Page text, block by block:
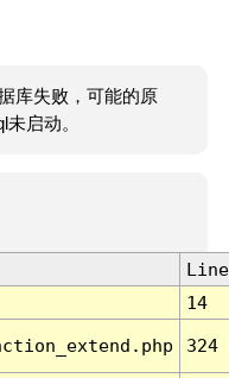
库失败，可能的原
启动。
Line
14
324